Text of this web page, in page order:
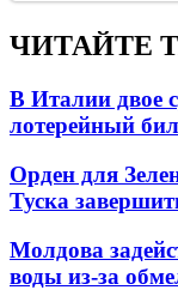
ЧИТАЙТЕ
В Италии двое
лотерейный
Орден для
Туска
Молдова
воды из-за